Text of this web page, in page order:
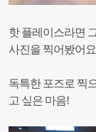
핫 플레이스라면
사진을 찍어봤어
독특한 포즈로 찍
고 싶은 마음!